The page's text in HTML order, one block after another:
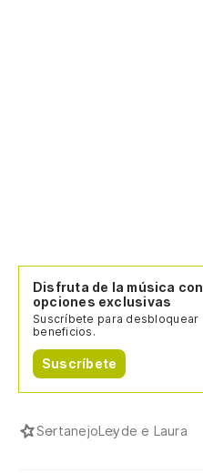
Disfruta de la música con
opciones exclusivas
Suscríbete para desbloquear
beneficios.
Suscríbete
SertanejoLeyde e Laura